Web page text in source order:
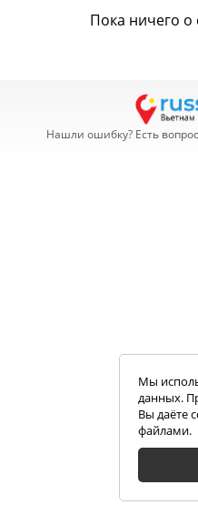
Пока ничего о
Нашли ошибку? Есть
Мы
данных.
Вы даёте
файлами.